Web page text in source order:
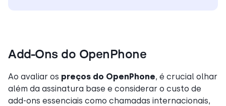
Add-Ons do OpenPhone
Ao avaliar os preços do OpenPhone, é crucial olhar
além da assinatura base e considerar o custo de
add-ons essenciais como chamadas internacionais,